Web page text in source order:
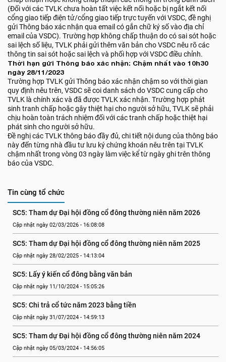
(Đối với các TVLK chưa hoàn tất việc kết nối hoặc bị ngắt kết nối
cổng giao tiếp điện tử/cổng giao tiếp trực tuyến với VSDC, đề nghị
gửi Thông báo xác nhận qua email có gắn chữ ký số vào địa chỉ
email của VSDC). Trường hợp không chấp thuận do có sai sót hoặc
sai lệch số liệu, TVLK phải gửi thêm văn bản cho VSDC nêu rõ các
thông tin sai sót hoặc sai lệch và phối hợp với VSDC điều chỉnh.
Thời hạn gửi Thông báo xác nhận: Chậm nhất vào 10h30
ngày 28/11/2023
Trường hợp TVLK gửi Thông báo xác nhận chậm so với thời gian
quy định nêu trên, VSDC sẽ coi danh sách do VSDC cung cấp cho
TVLK là chính xác và đã được TVLK xác nhận. Trường hợp phát
sinh tranh chấp hoặc gây thiệt hại cho người sở hữu, TVLK sẽ phải
chịu hoàn toàn trách nhiệm đối với các tranh chấp hoặc thiệt hại
phát sinh cho người sở hữu.
Đề nghị các TVLK thông báo đầy đủ, chi tiết nội dung của thông báo
này đến từng nhà đầu tư lưu ký chứng khoán nêu trên tại TVLK
chậm nhất trong vòng 03 ngày làm việc kể từ ngày ghi trên thông
báo của VSDC.
Tin cùng tổ chức
SC5: Tham dự Đại hội đồng cổ đông thường niên năm 2026
Cập nhật ngày 02/03/2026 - 16:08:08
SC5: Tham dự Đại hội đồng cổ đông thường niên năm 2025
Cập nhật ngày 28/02/2025 - 14:13:04
SC5: Lấy ý kiến cổ đông bằng văn bản
Cập nhật ngày 11/10/2024 - 15:05:26
SC5: Chi trả cổ tức năm 2023 bằng tiền
Cập nhật ngày 31/07/2024 - 14:59:13
SC5: Tham dự Đại hội đồng cổ đông thường niên năm 2024
Cập nhật ngày 05/03/2024 - 14:56:05